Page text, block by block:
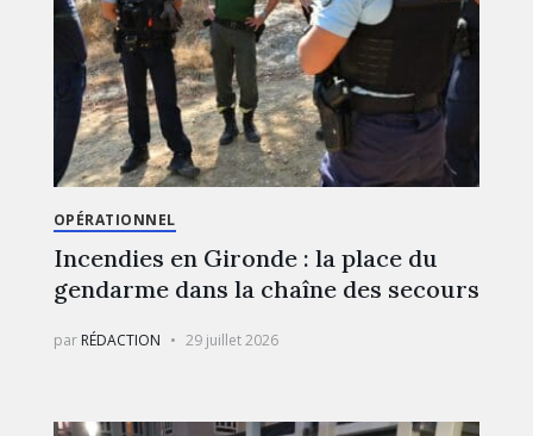
OPÉRATIONNEL
Incendies en Gironde : la place du
gendarme dans la chaîne des secours
par RÉDACTION 29 juillet 2026